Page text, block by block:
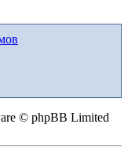
© phpBB Limited